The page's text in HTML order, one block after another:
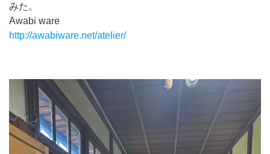
みた。
Awabi ware
http://awabiware.net/atelier/